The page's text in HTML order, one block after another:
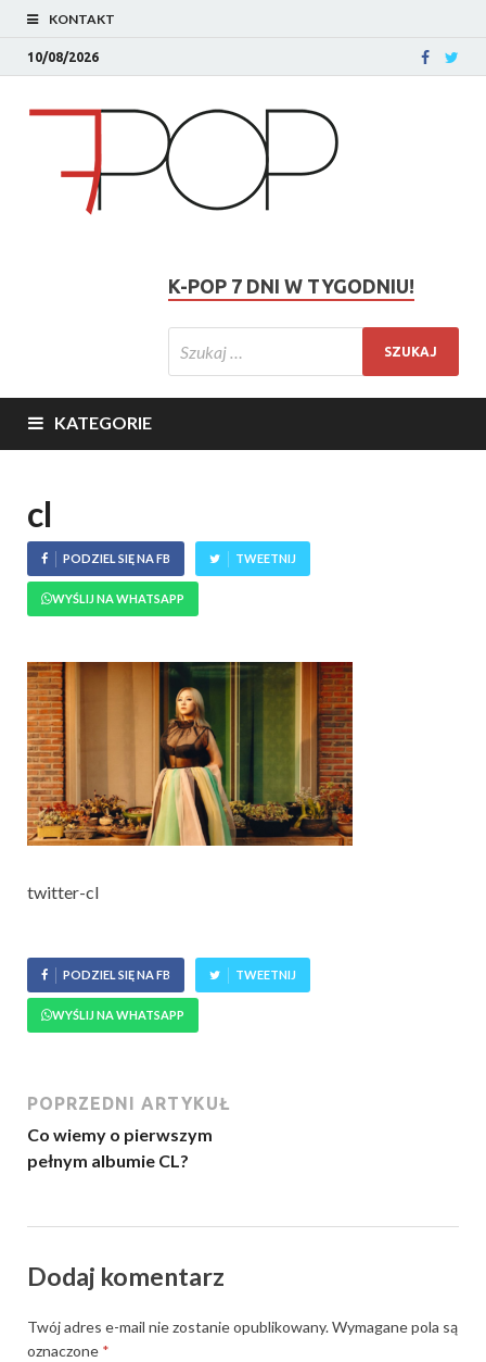
KONTAKT
10/08/2026
K-POP 7 DNI W TYGODNIU!
KATEGORIE
cl
PODZIEL SIĘ NA FB TWEETNIJ
WYŚLIJ NA WHATSAPP
twitter-cl
PODZIEL SIĘ NA FB TWEETNIJ
WYŚLIJ NA WHATSAPP
POPRZEDNI ARTYKUŁ
Co wiemy o pierwszym
pełnym albumie CL?
Dodaj komentarz
Twój adres e-mail nie zostanie opublikowany.Wymagane pola są
oznaczone *